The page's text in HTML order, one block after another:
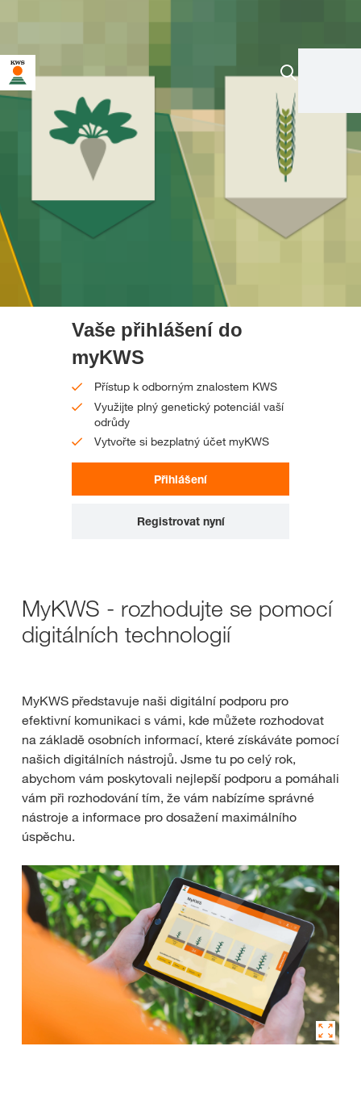
Vaše přihlášení do
myKWS
Přístup k odborným znalostem KWS
Využijte plný genetický potenciál vaší
odrůdy
Vytvořte si bezplatný účet myKWS
Přihlášení
Registrovat nyní
MyKWS - rozhodujte se pomocí
digitálních technologií
MyKWS představuje naši digitální podporu pro
efektivní komunikaci s vámi, kde můžete rozhodovat
na základě osobních informací, které získáváte pomocí
našich digitálních nástrojů. Jsme tu po celý rok,
abychom vám poskytovali nejlepší podporu a pomáhali
vám při rozhodování tím, že vám nabízíme správné
nástroje a informace pro dosažení maximálního
úspěchu.